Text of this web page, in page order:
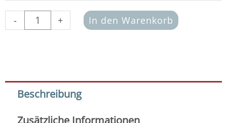
-
mm
(Amethyst)
Menge
+ In den Warenkorb
Beschreibung